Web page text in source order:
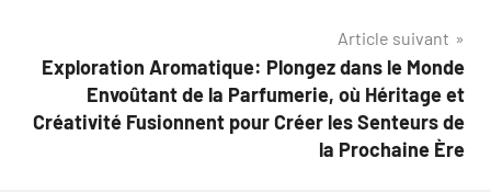
Article suivant
Exploration Aromatique: Plongez dans le Monde
Envoûtant de la Parfumerie, où Héritage et
Créativité Fusionnent pour Créer les Senteurs de
la Prochaine Ère